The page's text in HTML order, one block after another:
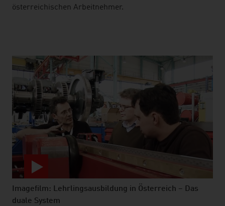
österreichischen Arbeitnehmer.
Imagefilm: Lehrlingsausbildung in Österreich – Das
duale System